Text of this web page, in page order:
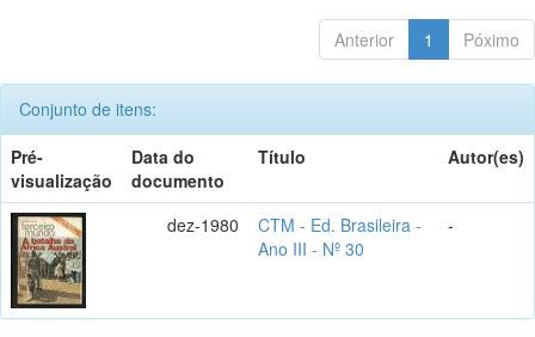
Anterior 1 Póximo
Conjunto de itens:
Pré-
visualização
Data do
documento
Título Autor(es)
dez-1980
CTM - Ed. Brasileira -
Ano III - Nº 30
-